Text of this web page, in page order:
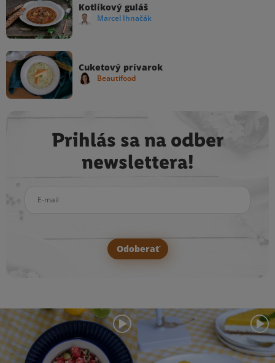
Kotlíkový guláš
Marcel Ihnačák
Cuketový prívarok
Beautifood
Prihlás sa na odber
newslettera!
Odoberať